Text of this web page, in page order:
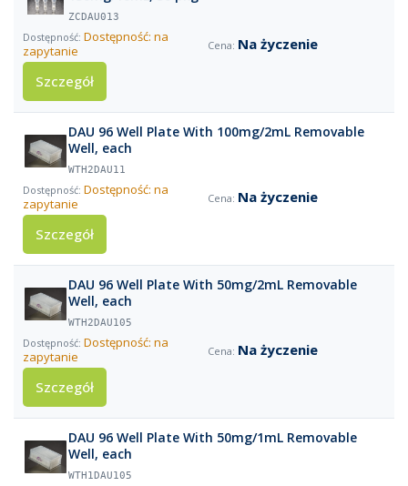
ZCDAU013
Dostępność: na
zapytanie
Na życzenie
Szczegół
DAU 96 Well Plate With 100mg/2mL Removable
Well, each
WTH2DAU11
Dostępność: na
zapytanie
Na życzenie
Szczegół
DAU 96 Well Plate With 50mg/2mL Removable
Well, each
WTH2DAU105
Dostępność: na
zapytanie
Na życzenie
Szczegół
DAU 96 Well Plate With 50mg/1mL Removable
Well, each
WTH1DAU105